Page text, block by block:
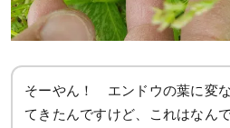
そーやん！ エンドウの葉に変
てきたんですけど、これはなん